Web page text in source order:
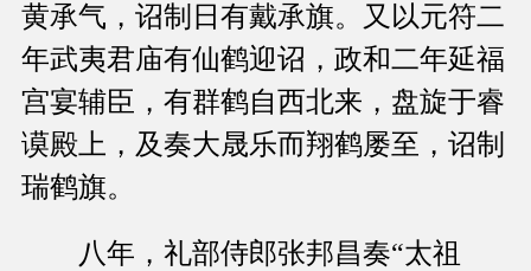
黄承气，诏制日有戴承旗。又以元符二
年武夷君庙有仙鹤迎诏，政和二年延福
宫宴辅臣，有群鹤自西北来，盘旋于睿
谟殿上，及奏大晟乐而翔鹤屡至，诏制
瑞鹤旗。
八年，礼部侍郎张邦昌奏“太祖